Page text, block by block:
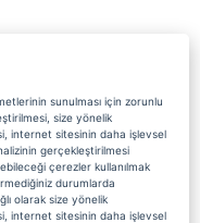
sunulması için zorunlu
size yönelik
internet sitesinin daha işlevsel
gerçekleştirilmesi
çerezler kullanılmak
durumlarda
olarak size yönelik
internet sitesinin daha işlevsel